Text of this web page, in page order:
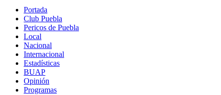
Portada
Club Puebla
Pericos de Puebla
Local
Nacional
Internacional
Estadísticas
BUAP
Opinión
Programas